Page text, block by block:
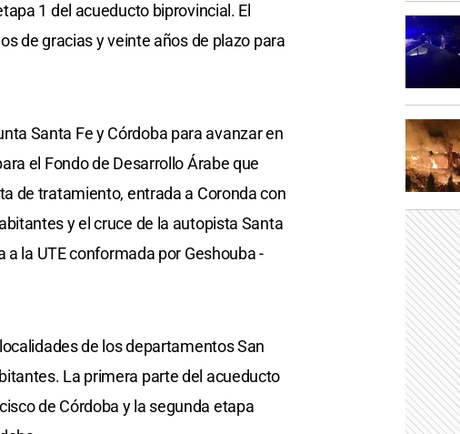
1 del acueducto biprovincial. El
de gracias y veinte años de plazo para
Santa Fe y Córdoba para avanzar en
el Fondo de Desarrollo Árabe que
de tratamiento, entrada a Coronda con
y el cruce de la autopista Santa
a la UTE conformada por Geshouba -
de los departamentos San
La primera parte del acueducto
de Córdoba y la segunda etapa